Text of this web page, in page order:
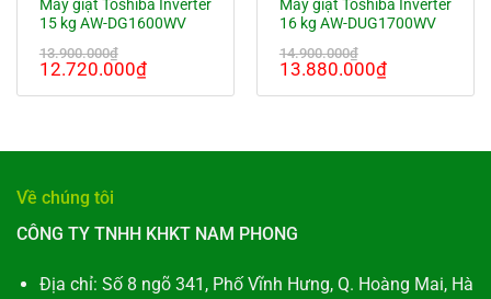
Máy giặt Toshiba Inverter
15 kg AW-DG1600WV
13.900.000₫
Giá
12.720.000₫Giá
12.720.000₫.
Máy giặt Toshiba Inverter
16 kg AW-DUG1700WV
14.900.000₫
Giá
13.880.000₫Giá
Về chúng tôi
CÔNG TY TNHH KHKT NAM PHONG
Địa chỉ: Số 8 ngõ 341, Phố Vĩnh Hưng, Q. Hoàng Mai, Hà